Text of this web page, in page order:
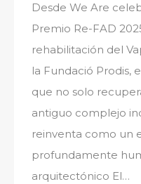
Desde We Are
Premio Re-FAD
rehabilitación del
la Fundació Prodis,
que no solo
antiguo complejo
reinventa como un
profundamente
arquitectónico El…